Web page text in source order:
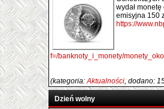
wydał
emisyjna 150
https://
f=/banknoty_i_monety/
(kategoria:Aktualności, dodano:
Dzień wolny